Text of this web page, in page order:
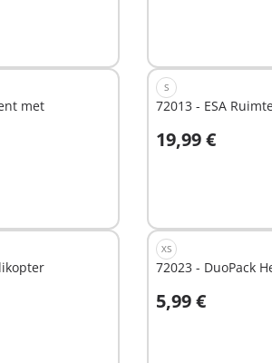
met
S
72013 - ESA
19,99 €
In winkelwagen
XS
72023 - DuoPack
5,99 €